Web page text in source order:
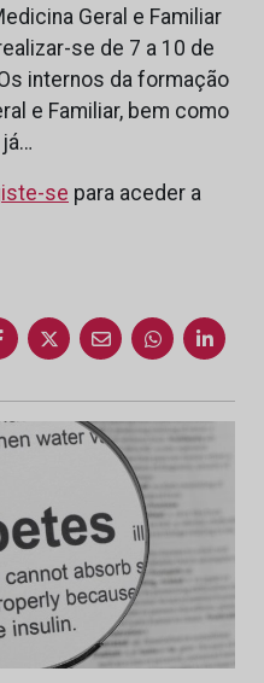
Geral e Familiar
se de 7 a 10 de
internos da formação
e Familiar, bem como
se para aceder a